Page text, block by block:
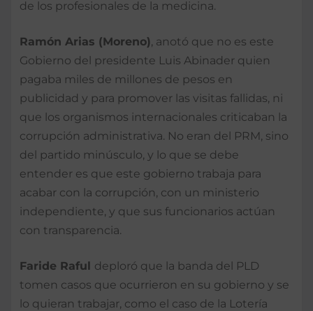
de los profesionales de la medicina.
Ramón Arias (Moreno), anotó que no es este
Gobierno del presidente Luis Abinader quien
pagaba miles de millones de pesos en
publicidad y para promover las visitas fallidas, ni
que los organismos internacionales criticaban la
corrupción administrativa. No eran del PRM, sino
del partido minúsculo, y lo que se debe
entender es que este gobierno trabaja para
acabar con la corrupción, con un ministerio
independiente, y que sus funcionarios actúan
con transparencia.
Faride Raful deploró que la banda del PLD
tomen casos que ocurrieron en su gobierno y se
lo quieran trabajar, como el caso de la Lotería